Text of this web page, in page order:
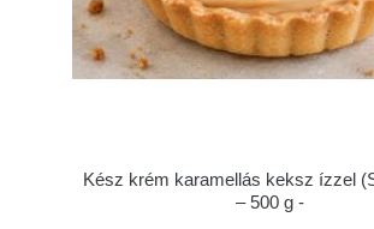
Kész krém karamellás keksz ízzel
– 500 g -